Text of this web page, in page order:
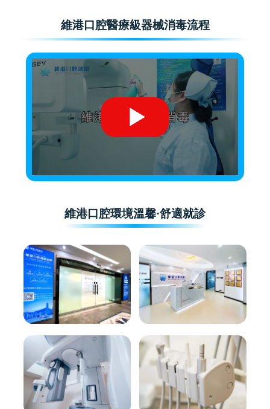
維港口腔醫療級器械消毒流程
維港口腔環境溫馨·舒適就診